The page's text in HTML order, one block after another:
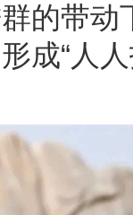
的带动
成“人